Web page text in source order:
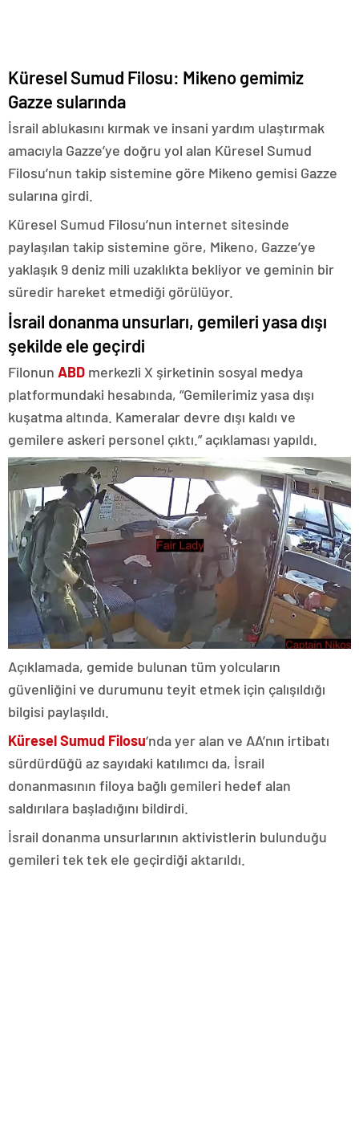
Küresel Sumud Filosu: Mikeno gemimiz
Gazze sularında
İsrail ablukasını kırmak ve insani yardım ulaştırmak
amacıyla Gazze’ye doğru yol alan Küresel Sumud
Filosu’nun takip sistemine göre Mikeno gemisi Gazze
sularına girdi.
Küresel Sumud Filosu’nun internet sitesinde
paylaşılan takip sistemine göre, Mikeno, Gazze’ye
yaklaşık 9 deniz mili uzaklıkta bekliyor ve geminin bir
süredir hareket etmediği görülüyor.
İsrail donanma unsurları, gemileri yasa dışı
şekilde ele geçirdi
Filonun ABD merkezli X şirketinin sosyal medya
platformundaki hesabında, “Gemilerimiz yasa dışı
kuşatma altında. Kameralar devre dışı kaldı ve
gemilere askeri personel çıktı.” açıklaması yapıldı.
Açıklamada, gemide bulunan tüm yolcuların
güvenliğini ve durumunu teyit etmek için çalışıldığı
bilgisi paylaşıldı.
Küresel Sumud Filosu‘nda yer alan ve AA’nın irtibatı
sürdürdüğü az sayıdaki katılımcı da, İsrail
donanmasının filoya bağlı gemileri hedef alan
saldırılara başladığını bildirdi.
İsrail donanma unsurlarının aktivistlerin bulunduğu
gemileri tek tek ele geçirdiği aktarıldı.